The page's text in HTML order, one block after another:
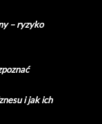
– ryzyko
i jak ich